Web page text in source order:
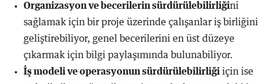
Organizasyon ve becerilerin sürdürülebilirliğini
sağlamak için bir proje üzerinde çalışanlar iş birliğini
geliştirebiliyor, genel becerilerini en üst düzeye
çıkarmak için bilgi paylaşımında bulunabiliyor.
İş modeli ve operasyonun sürdürülebilirliği için ise